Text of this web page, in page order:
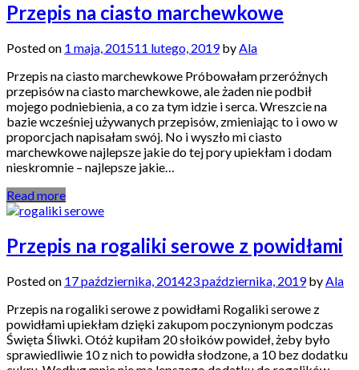
Przepis na ciasto marchewkowe
Posted on 1 maja, 201511 lutego, 2019byAla
Przepis na ciasto marchewkowe Próbowałam przeróżnych
przepisów na ciasto marchewkowe, ale żaden nie podbił
mojego podniebienia, a co za tym idzie i serca. Wreszcie na
bazie wcześniej używanych przepisów, zmieniając to i owo w
proporcjach napisałam swój. No i wyszło mi ciasto
marchewkowe najlepsze jakie do tej pory upiekłam i dodam
nieskromnie – najlepsze jakie…
Read more
Przepis na rogaliki serowe z powidłami
Posted on 17 października, 201423 października, 2019byAla
Przepis na rogaliki serowe z powidłami Rogaliki serowe z
powidłami upiekłam dzięki zakupom poczynionym podczas
Święta Śliwki. Otóż kupiłam 20 słoików powideł, żeby było
sprawiedliwie 10 z nich to powidła słodzone, a 10 bez dodatku